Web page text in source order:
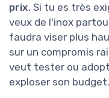
prix. Si tu es très
veux de l'inox
faudra viser plus
sur un compromis
veut tester ou
exploser son budget.